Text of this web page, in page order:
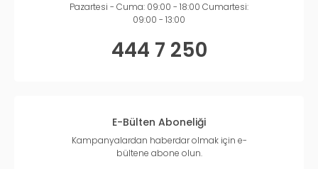
Pazartesi - Cuma: 09:00 - 18:00 Cumartesi:
09:00 - 13:00
444 7 250
E-Bülten Aboneliği
Kampanyalardan haberdar olmak için e-
bültene abone olun.